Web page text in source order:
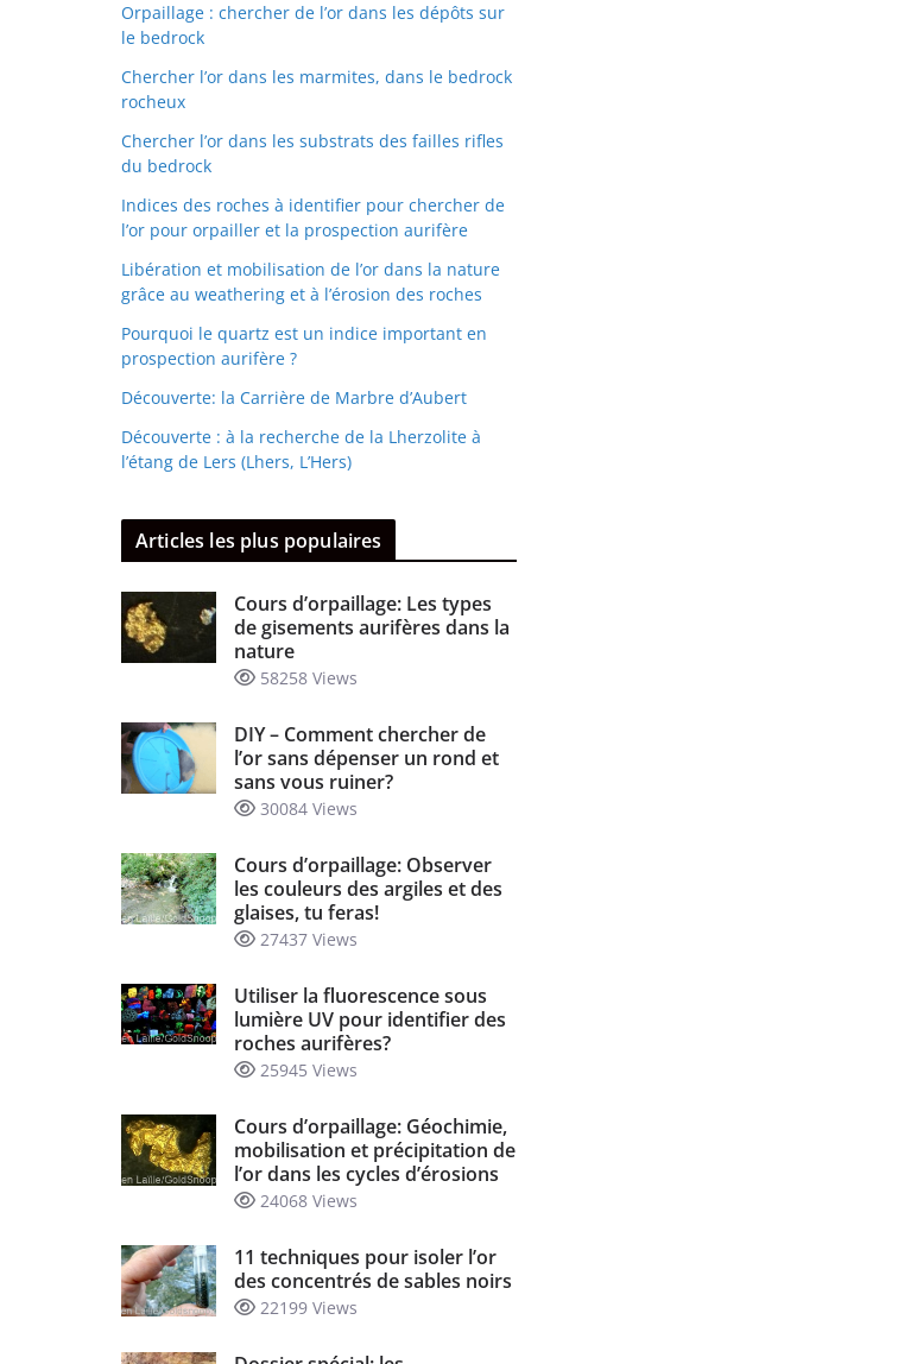
Orpaillage : chercher de l’or dans les dépôts sur
le bedrock
Chercher l’or dans les marmites, dans le bedrock
rocheux
Chercher l’or dans les substrats des failles rifles
du bedrock
Indices des roches à identifier pour chercher de
l’or pour orpailler et la prospection aurifère
Libération et mobilisation de l’or dans la nature
grâce au weathering et à l’érosion des roches
Pourquoi le quartz est un indice important en
prospection aurifère ?
Découverte: la Carrière de Marbre d’Aubert
Découverte : à la recherche de la Lherzolite à
l’étang de Lers (Lhers, L’Hers)
Articles les plus populaires
Cours d’orpaillage: Les types
de gisements aurifères dans la
nature
58258 Views
DIY – Comment chercher de
l’or sans dépenser un rond et
sans vous ruiner?
30084 Views
Cours d’orpaillage: Observer
les couleurs des argiles et des
glaises, tu feras!
27437 Views
Utiliser la fluorescence sous
lumière UV pour identifier des
roches aurifères?
25945 Views
Cours d’orpaillage: Géochimie,
mobilisation et précipitation de
l’or dans les cycles d’érosions
24068 Views
11 techniques pour isoler l’or
des concentrés de sables noirs
22199 Views